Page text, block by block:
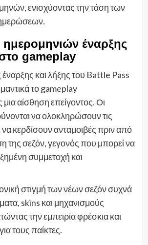
ενισχύοντας την τάση των
έναρξης
gameplay
έναρξης και λήξης του Battle Pass
το gameplay
αίσθηση επείγοντος. Οι
να ολοκληρώσουν τις
κερδίσουν ανταμοιβές πριν από
της σεζόν, γεγονός που μπορεί να
συμμετοχή και
στιγμή των νέων σεζόν συχνά
skins και μηχανισμούς
την εμπειρία φρέσκια και
τους παίκτες.